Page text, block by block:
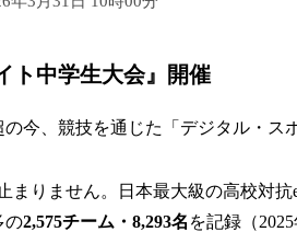
ト中学生大会』開催
今、競技を通じた「デジタル・ス
まりません。日本最大級の高校対抗
の2,575チーム・8,293名 を記録（